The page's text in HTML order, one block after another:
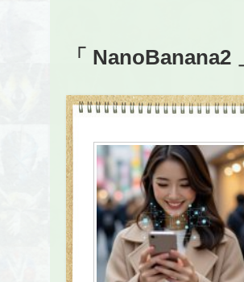
「 NanoBanana2